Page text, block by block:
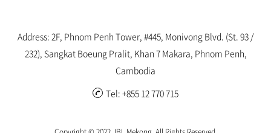
Address: 2F, Phnom Penh Tower, #445, Monivong Blvd. (St. 93 /
232), Sangkat Boeung Pralit, Khan 7 Makara, Phnom Penh,
Cambodia
Tel: +855 12 770 715